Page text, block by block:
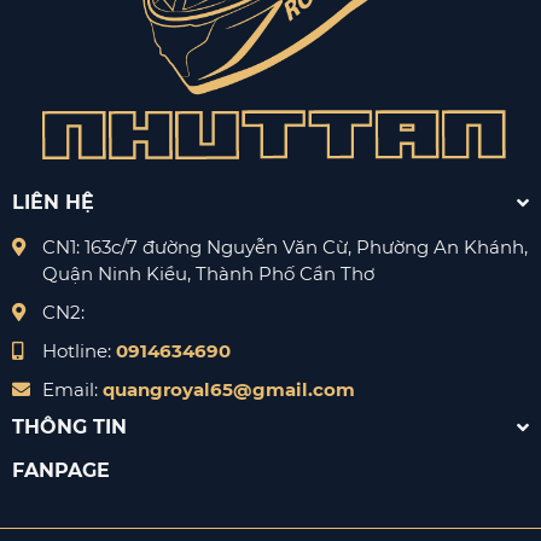
LIÊN HỆ
CN1: 163c/7 đường Nguyễn Văn Cừ, Phường An Khánh,
Quận Ninh Kiều, Thành Phố Cần Thơ
CN2:
Hotline: 0914634690
Email: quangroyal65@gmail.com
THÔNG TIN
FANPAGE